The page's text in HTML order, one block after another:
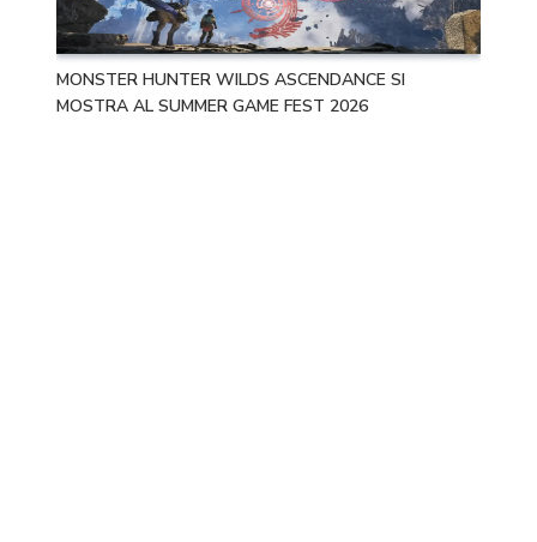
MONSTER HUNTER WILDS ASCENDANCE SI
MOSTRA AL SUMMER GAME FEST 2026